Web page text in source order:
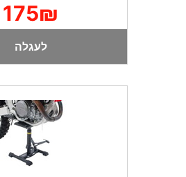
175₪
לעגלה